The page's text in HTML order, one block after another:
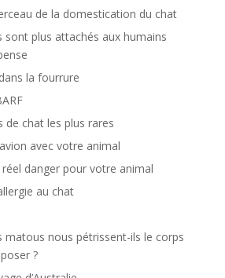
de la domestication du chat
sont plus attachés aux humains
la fourrure
de chat les plus rares
avec votre animal
réel danger pour votre animal
au chat
matous nous pétrissent-ils le corps
?